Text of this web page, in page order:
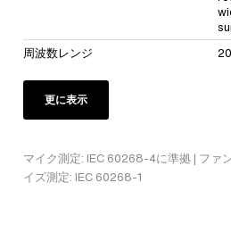
周波数レンジ
更に表示
マイク測定: IEC 60268-4に準拠 | ファ
イズ測定: IEC 60268-1